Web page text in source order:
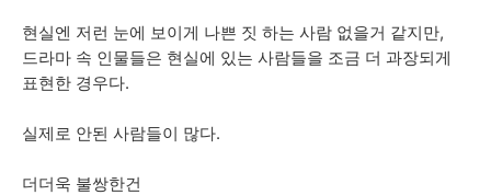
현실엔 저런 눈에 보이게 나쁜 짓 하는 사람 없을거 같지만,
드라마 속 인물들은 현실에 있는 사람들을 조금 더 과장되게
표현한 경우다.
실제로 안된 사람들이 많다.
더더욱 불쌍한건